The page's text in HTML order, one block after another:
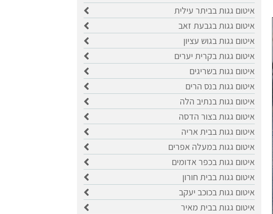
איטום גגות בביתר עילית
איטום גגות בגבעת זאב
איטום גגות בגוש עציון
איטום גגות בקרית יערים
איטום גגות בשריגים
איטום גגות בנס הרים
איטום גגות בנתיב הלה
איטום גגות בצור הדסה
איטום גגות בבית אריה
איטום גגות במעלה אפרים
איטום גגות בכפר אדומים
איטום גגות בבית חורון
איטום גגות בכוכב יעקב
איטום גגות בבית מאיר